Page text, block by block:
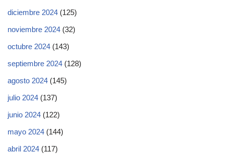
diciembre 2024 (125)
noviembre 2024 (32)
octubre 2024 (143)
septiembre 2024 (128)
agosto 2024 (145)
julio 2024 (137)
junio 2024 (122)
mayo 2024 (144)
abril 2024 (117)